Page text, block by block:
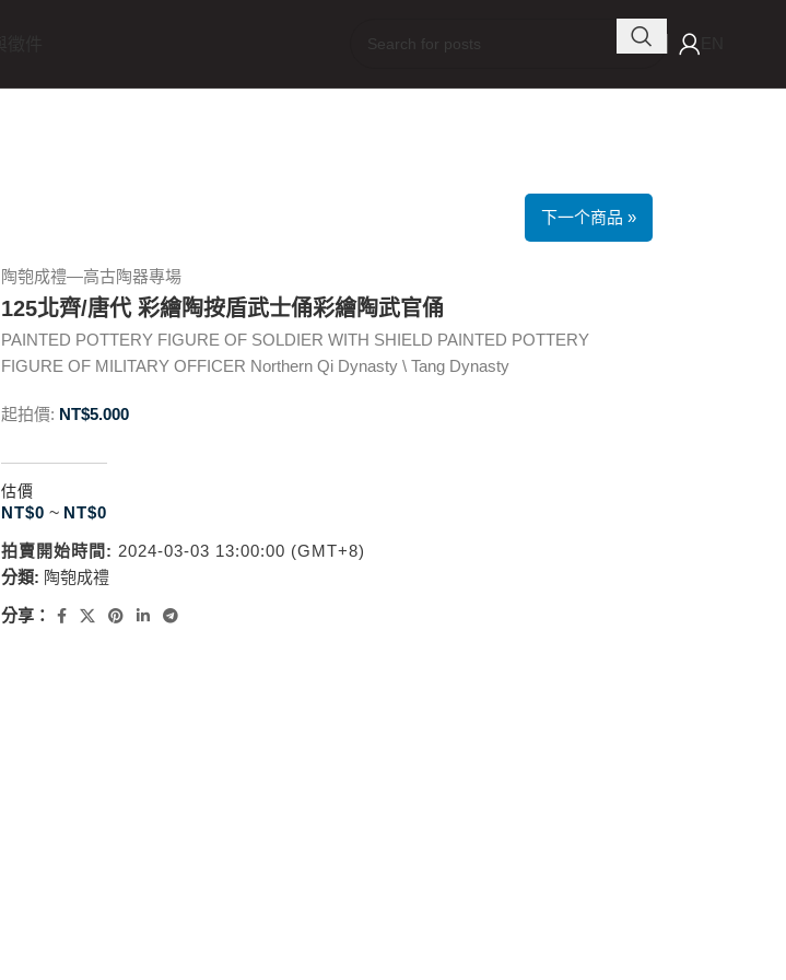
下一个商品 »
陶匏成禮—高古陶器專場
125北齊/唐代 彩繪陶按盾武士俑彩繪陶武官俑
PAINTED POTTERY FIGURE OF SOLDIER WITH SHIELD PAINTED POTTERY
FIGURE OF MILITARY OFFICER Northern Qi Dynasty \ Tang Dynasty
起拍價: NT$5.000
估價
NT$0 ~ NT$0
拍賣開始時間: 2024-03-03 13:00:00 (GMT+8)
分類: 陶匏成禮
分享：